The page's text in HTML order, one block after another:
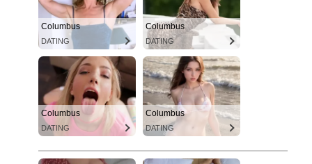
Columbus
DATING
Columbus
DATING
Columbus
DATING
Columbus
DATING